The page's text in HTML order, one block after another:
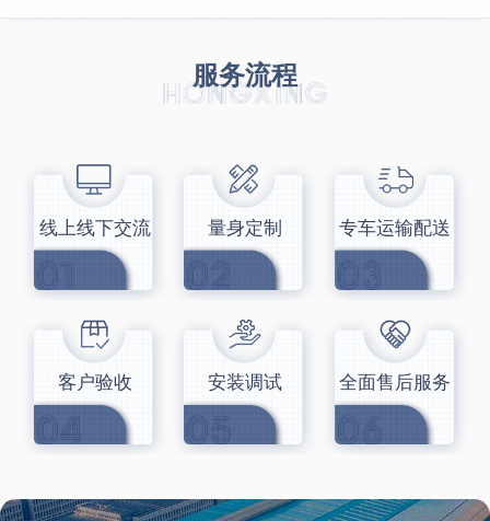
服务流程
线上线下交流 量身定制 专车运输配送
客户验收 安装调试 全面售后服务